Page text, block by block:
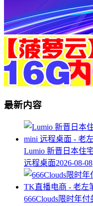
最新内容
Lumio 新晋日本住
远程桌面2026-08-08
666Clouds限时年